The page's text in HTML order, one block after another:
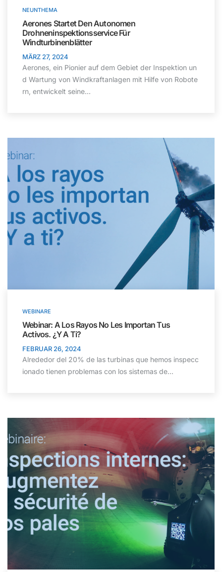
NEUNTHEMA
Aerones Startet Den Autonomen
Drohneninspektionsservice Für
Windturbinenblätter
MÄRZ 27, 2024
Aerones, ein Pionier auf dem Gebiet der Inspektion un
d Wartung von Windkraftanlagen mit Hilfe von Robote
rn, entwickelt seine...
WEBINARE
Webinar: A Los Rayos No Les Importan Tus
Activos. ¿Y A Ti?
FEBRUAR 26, 2024
Alrededor del 20% de las turbinas que hemos inspecc
ionado tienen problemas con los sistemas de...